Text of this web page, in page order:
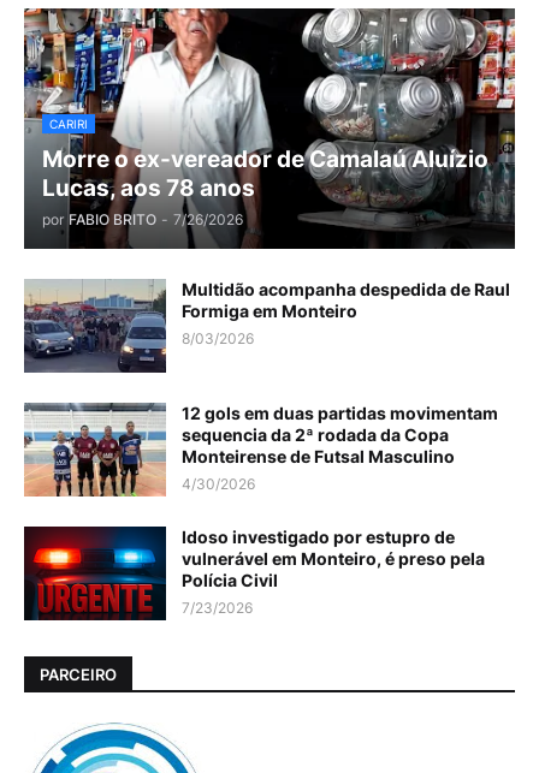
CARIRI
Morre o ex-vereador de Camalaú Aluízio
Lucas, aos 78 anos
por FABIO BRITO - 7/26/2026
Multidão acompanha despedida de Raul
Formiga em Monteiro
8/03/2026
12 gols em duas partidas movimentam
sequencia da 2ª rodada da Copa
Monteirense de Futsal Masculino
4/30/2026
Idoso investigado por estupro de
vulnerável em Monteiro, é preso pela
Polícia Civil
7/23/2026
PARCEIRO